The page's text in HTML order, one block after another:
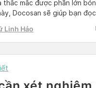
thắc mắc được phần lớn
Docosan sẽ giúp bạn
liên […]
Linh Hảo